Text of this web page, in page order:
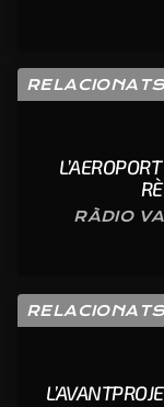
RELACIONATS
RÀDIO
RELACIONATS